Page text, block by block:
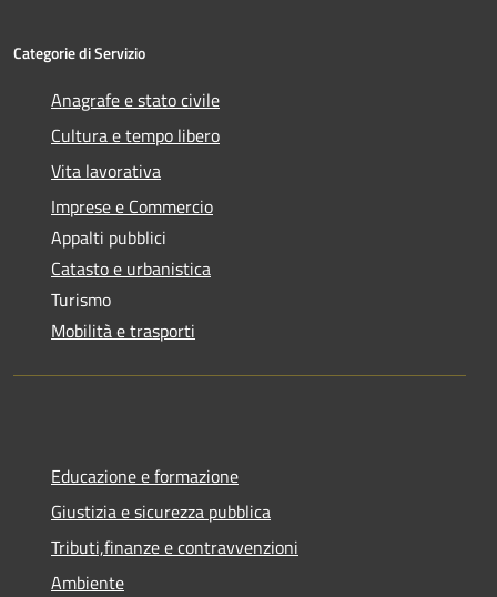
Categorie di Servizio
Anagrafe e stato civile
Cultura e tempo libero
Vita lavorativa
Imprese e Commercio
Appalti pubblici
Catasto e urbanistica
Turismo
Mobilità e trasporti
Educazione e formazione
Giustizia e sicurezza pubblica
Tributi,finanze e contravvenzioni
Ambiente